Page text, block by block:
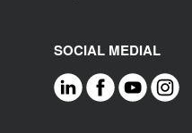
SOCIAL MEDIAL